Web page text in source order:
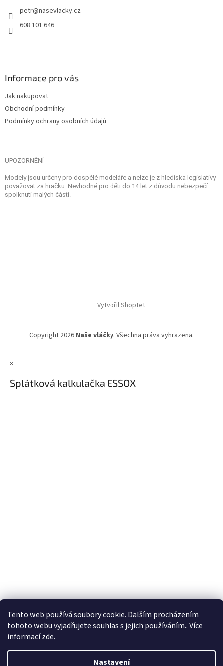
Tento web používá soubory cookie. Dalším procházením
tohoto webu vyjadřujete souhlas s jejich používáním.. Více
informacízde.
Nastavení
petr@nasevlacky.cz
608 101 646
Informace pro vás
Jak nakupovat
Obchodní podmínky
Podmínky ochrany osobních údajů
UPOZORNĚNÍ
Modely jsou určeny pro dospělé modeláře a nelze je z hlediska legislativy
považovat za hračku. Nevhodné pro děti do 14 let z důvodu nebezpečí
spolknutí malých částí.
Vytvořil Shoptet
Copyright 2026 Naše vláčky. Všechna práva vyhrazena.
×
Splátková kalkulačka ESSOX